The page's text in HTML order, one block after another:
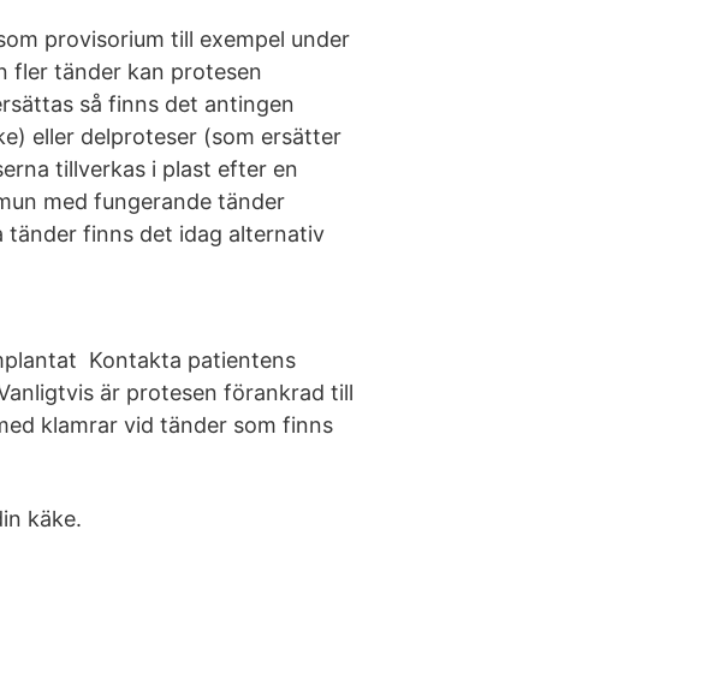
provisorium till exempel under
fler tänder kan protesen
så finns det antingen
eller delproteser (som ersätter
tillverkas i plast efter en
med fungerande tänder
tänder finns det idag alternativ
Kontakta patientens
är protesen förankrad till
klamrar vid tänder som finns
käke.